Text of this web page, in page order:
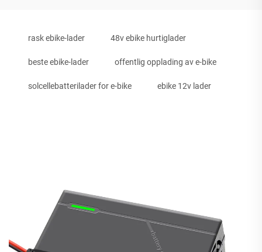
rask ebike-lader 48v ebike hurtiglader
beste ebike-lader offentlig opplading av e-bike
solcellebatterilader for e-bike ebike 12v lader